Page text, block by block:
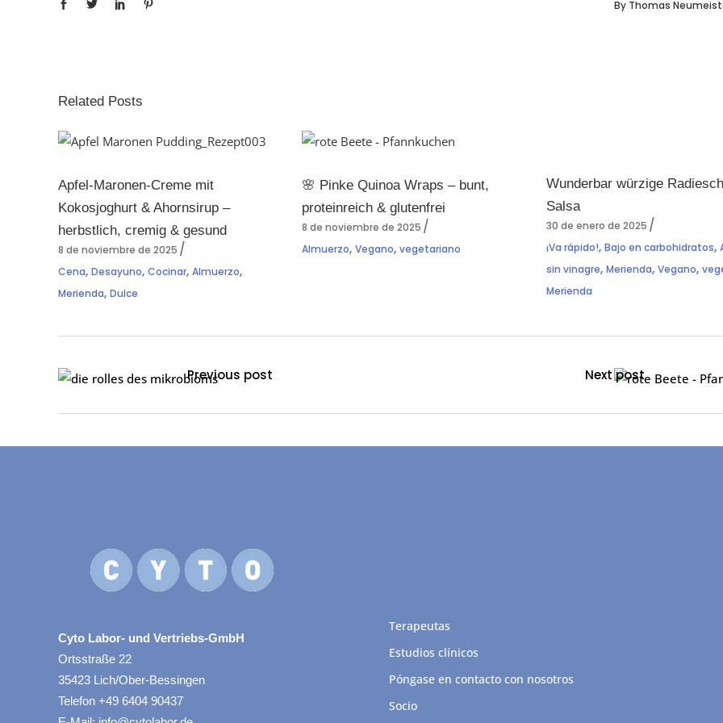
By Thomas
Related Posts
Apfel-Maronen-Creme mit
Kokosjoghurt & Ahornsirup –
herbstlich, cremig & gesund
8 de noviembre de 2025
Cena, Desayuno, Cocinar, Almuerzo,
Merienda, Dulce
🌸 Pinke Quinoa Wraps – bunt,
proteinreich & glutenfrei
8 de noviembre de 2025
Almuerzo,Vegano,vegetariano
Wunderbar würzige
Salsa
30 de enero de 2025
¡Va rápido!, Bajo en carbohidratos,
sin vinagre, Merienda, Vegano,
Merienda
Previous post Next post
Cyto Labor- und Vertriebs-GmbH
Ortsstraße 22
35423 Lich/Ober-Bessingen
Telefon +49 6404 90437
Terapeutas
Estudios clínicos
Póngase en contacto con nosotros
Socio